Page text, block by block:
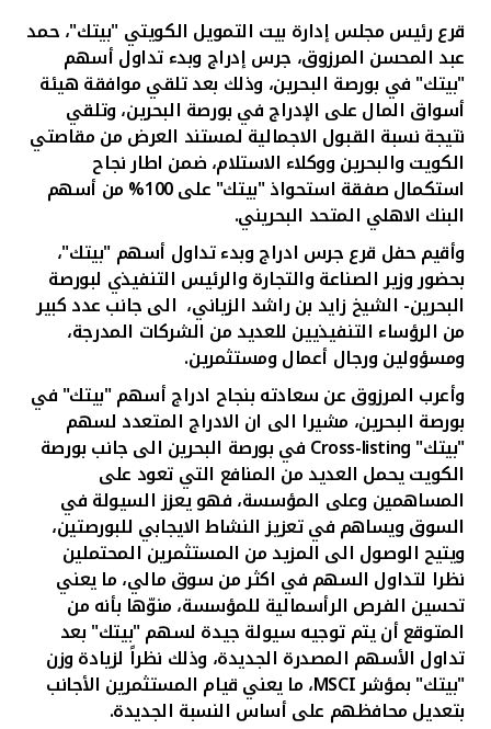
خدمات ما بعد البيع
اتصل بنا
مواقع الفروع وأجهزة الصرف الآلي
ألمانيا
ماليزيا
تركيا
مصر
المملكة المتحدة
مملكة البحرين
قرع رئيس مجلس إدارة بيت التمويل الكويتي "بيتك"، حمد
عبد المحسن المرزوق، جرس إدراج وبدء تداول أسهم
"بيتك" في بورصة البحرين، وذلك بعد تلقي موافقة هيئة
أسواق المال على الإدراج في بورصة البحرين، وتلقي
نتيجة نسبة القبول الاجمالية لمستند العرض من مقاصتي
الكويت والبحرين ووكلاء الاستلام، ضمن اطار نجاح
استكمال صفقة استحواذ "بيتك" على 100% من أسهم
البنك الاهلي المتحد البحريني.
وأقيم حفل قرع جرس ادراج وبدء تداول أسهم "بيتك"،
بحضوروزير الصناعة والتجارة والرئيس التنفيذي لبورصة
البحرين- الشيخ زايد بن راشد الزياني، الى جانب عدد كبير
من الرؤساء التنفيذيين للعديد من الشركات المدرجة،
ومسؤولين ورجال أعمال ومستثمرين.
وأعرب المرزوق عن سعادته بنجاح ادراج أسهم "بيتك" في
بورصة البحرين، مشيرا الى ان الادراج المتعدد لسهم
"بيتك"Cross-listingفي بورصة البحرين الى جانب بورصة
الكويت يحمل العديد من المنافع التي تعود على
المساهمين وعلى المؤسسة، فهو يعزز السيولة في
السوق ويساهم في تعزيز النشاط الايجابي للبورصتين،
ويتيح الوصول الى المزيد من المستثمرينالمحتملين
نظرا لتداول السهم في اكثر من سوق مالي، ما يعني
تحسين الفرص الرأسمالية للمؤسسة، منوّها بأنه من
المتوقع أن يتم توجيه سيولة جيدة لسهم "بيتك" بعد
تداول الأسهم المصدرة الجديدة، وذلك نظراً لزيادة وزن
"بيتك" بمؤشرMSCI، ما يعني قيام المستثمرين الأجانب
بتعديل محافظهم على أساس النسبة الجديدة.